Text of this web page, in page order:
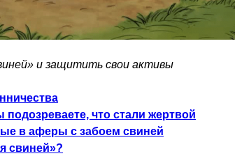
и защитить свои активы
подозреваете, что стали жертвой
в аферы с забоем свиней
свиней»?